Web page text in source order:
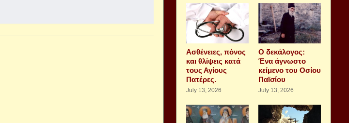
Aσθένειες, πόνος
και θλίψεις κατά
τους Αγίους
Πατέρες.
July 13, 2026
Ο δεκάλογος:
Ένα άγνωστο
κείμενο του Οσίου
Παϊσίου
July 13, 2026